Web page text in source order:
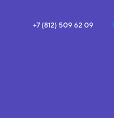
+7 (812) 509 62 09